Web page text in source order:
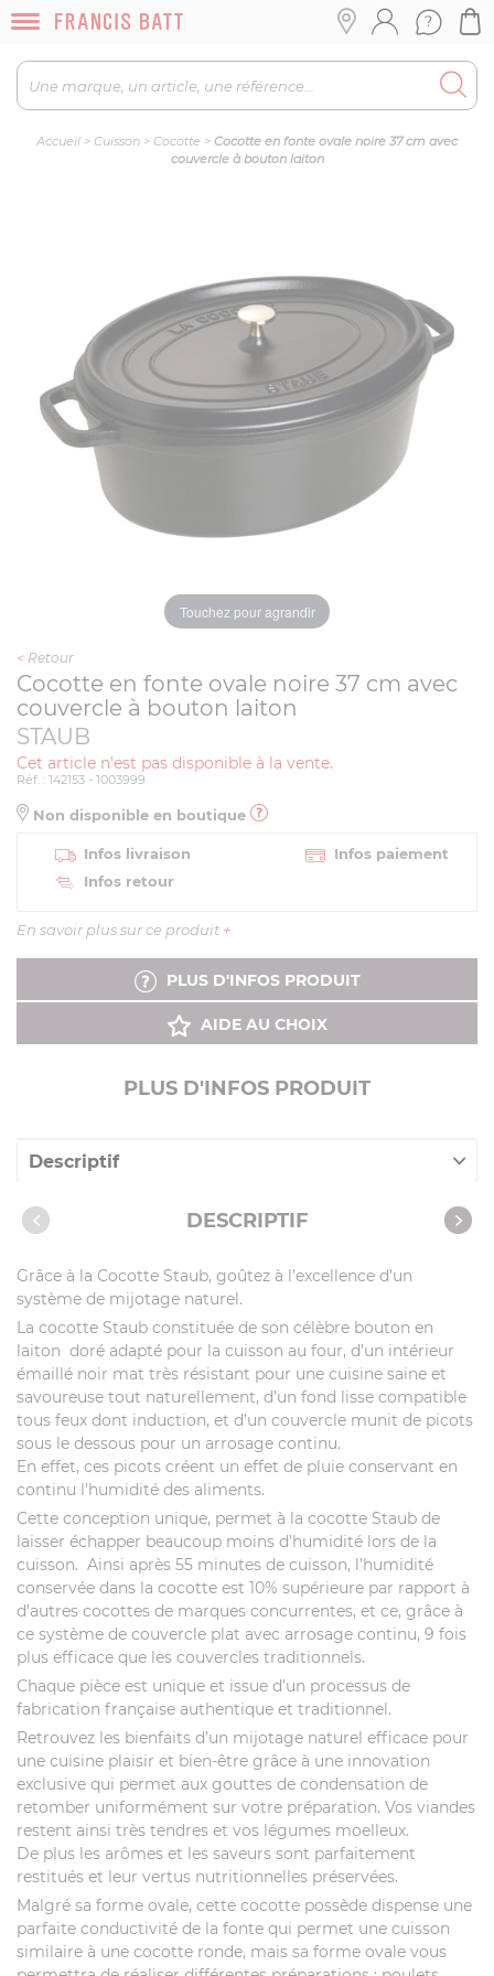
Accueil > Cuisson > Cocotte > Cocotte en fonte ovale noire 37 cm avec
couvercle à bouton laiton
Touchez pour agrandir
< Retour
Cocotte en fonte ovale noire 37 cm avec
couvercle à bouton laiton
STAUB
Cet article n'est pas disponible à la vente.
Réf. : 142153 - 1003999
Non disponible en boutique
Infos livraison
Infos paiement
Infos retour
En savoir plus sur ce produit +
PLUS D'INFOS PRODUIT
AIDE AU CHOIX
PLUS D'INFOS PRODUIT
Descriptif
Caractéristiques
DESCRIPTIF
Grâce à la Cocotte Staub, goûtez à l’excellence d’un
système de mijotage naturel.
La cocotte Staub constituée de son célèbre bouton en
laiton doré adapté pour la cuisson au four, d’un intérieur
émaillé noir mat très résistant pour une cuisine saine et
savoureuse tout naturellement, d’un fond lisse compatible
tous feux dont induction, et d’un couvercle munit de picots
sous le dessous pour un arrosage continu.
En effet, ces picots créent un effet de pluie conservant en
continu l’humidité des aliments.
Cette conception unique, permet à la cocotte Staub de
laisser échapper beaucoup moins d’humidité lors de la
cuisson. Ainsi après 55 minutes de cuisson, l’humidité
conservée dans la cocotte est 10% supérieure par rapport à
d’autres cocottes de marques concurrentes, et ce, grâce à
ce système de couvercle plat avec arrosage continu, 9 fois
plus efficace que les couvercles traditionnels.
Chaque pièce est unique et issue d’un processus de
fabrication française authentique et traditionnel.
Retrouvez les bienfaits d’un mijotage naturel efficace pour
une cuisine plaisir et bien-être grâce à une innovation
exclusive qui permet aux gouttes de condensation de
retomber uniformément sur votre préparation. Vos viandes
restent ainsi très tendres et vos légumes moelleux.
De plus les arômes et les saveurs sont parfaitement
restitués et leur vertus nutritionnelles préservées.
Malgré sa forme ovale, cette cocotte possède dispense une
parfaite conductivité de la fonte qui permet une cuisson
similaire à une cocotte ronde, mais sa forme ovale vous